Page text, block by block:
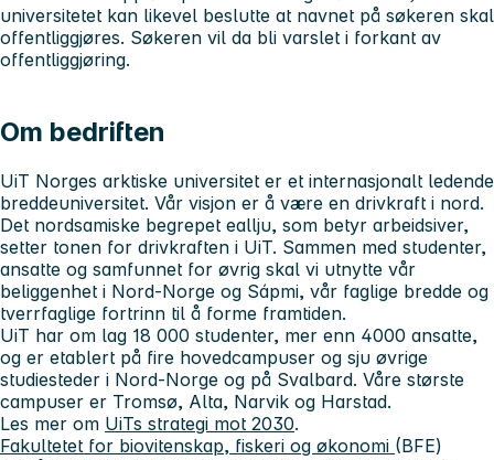
universitetet kan likevel beslutte at navnet på søkeren skal
offentliggjøres. Søkeren vil da bli varslet i forkant av
offentliggjøring.
Om bedriften
UiT Norges arktiske universitet er et internasjonalt ledende
breddeuniversitet. Vår visjon er å være en drivkraft i nord.
Det nordsamiske begrepet eallju, som betyr arbeidsiver,
setter tonen for drivkraften i UiT. Sammen med studenter,
ansatte og samfunnet for øvrig skal vi utnytte vår
beliggenhet i Nord-Norge og Sápmi, vår faglige bredde og
tverrfaglige fortrinn til å forme framtiden.
UiT har om lag 18 000 studenter, mer enn 4000 ansatte,
og er etablert på fire hovedcampuser og sju øvrige
studiesteder i Nord-Norge og på Svalbard. Våre største
campuser er Tromsø, Alta, Narvik og Harstad.
Les mer om UiTs strategi mot 2030.
Fakultetet for biovitenskap, fiskeri og økonomi (BFE)